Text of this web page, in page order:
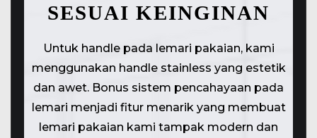
SESUAI KEINGINAN
Untuk handle pada lemari pakaian, kami
menggunakan handle stainless yang estetik
dan awet. Bonus sistem pencahayaan pada
lemari menjadi fitur menarik yang membuat
lemari pakaian kami tampak modern dan